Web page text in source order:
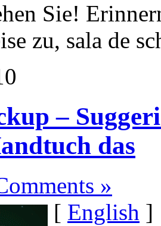
Sie!
zu, sala de
–
das
»
[ English ]